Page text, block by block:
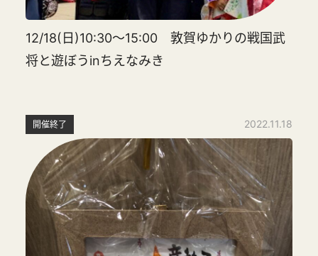
12/18(日)10:30～15:00 敦賀ゆかりの戦国武
将と遊ぼうinちえなみき
開催終了 2022.11.18